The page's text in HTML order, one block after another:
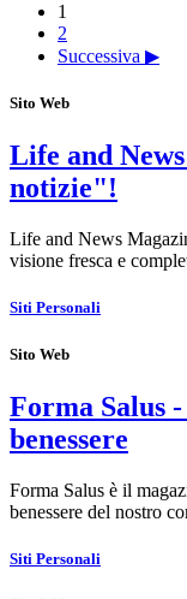
1
2
Successiva ▶
Sito Web
Life and
notizie"!
Life and News
visione fresca e
Siti Personali
Sito Web
Forma Salus
benessere
Forma Salus è il
benessere del nostro
Siti Personali